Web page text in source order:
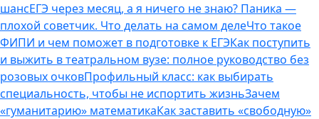
шансЕГЭ через месяц, а я ничего не знаю? Паника —
плохой советчик. Что делать на самом делеЧто такое
ФИПИ и чем поможет в подготовке к ЕГЭКак поступить
и выжить в театральном вузе: полное руководство без
розовых очковПрофильный класс: как выбирать
специальность, чтобы не испортить жизньЗачем
«гуманитарию» математикаКак заставить «свободную»